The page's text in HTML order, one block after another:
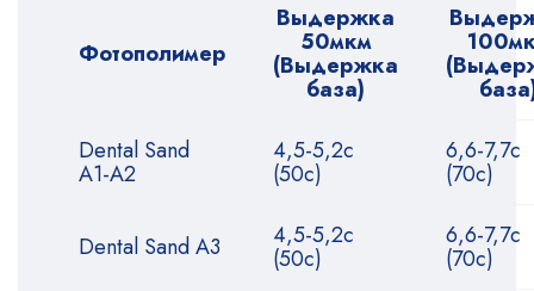
Фотополимер
Выдержка
50мкм
(Выдержка
база)
Dental Sand
A1-A2
4,5-5,2с
(50с)
6,6-7,7с
(70с)
Dental Sand A3 4,5-5,2с
(50с)
6,6-7,7с
(70с)